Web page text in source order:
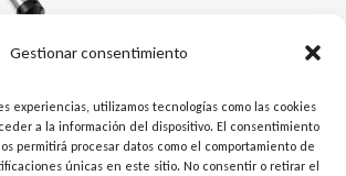
Gestionar consentimiento
experiencias, utilizamos tecnologías como las cookies
a la información del dispositivo. El consentimiento
permitirá procesar datos como el comportamiento de
únicas en este sitio. No consentir o retirar el
Delgado